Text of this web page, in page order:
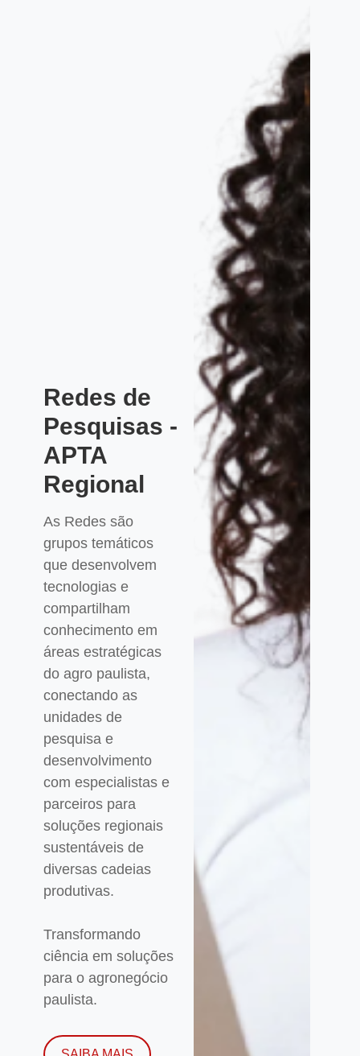
Redes de
Pesquisas -
APTA
Regional
As Redes são
grupos temáticos
que desenvolvem
tecnologias e
compartilham
conhecimento em
áreas estratégicas
do agro paulista,
conectando as
unidades de
pesquisa e
desenvolvimento
com especialistas e
parceiros para
soluções regionais
sustentáveis de
diversas cadeias
produtivas.
Transformando
ciência em soluções
para o agronegócio
paulista.